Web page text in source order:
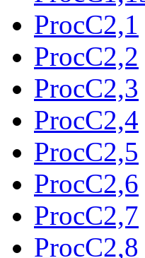
ProcC2,1
ProcC2,2
ProcC2,3
ProcC2,4
ProcC2,5
ProcC2,6
ProcC2,7
ProcC2,8